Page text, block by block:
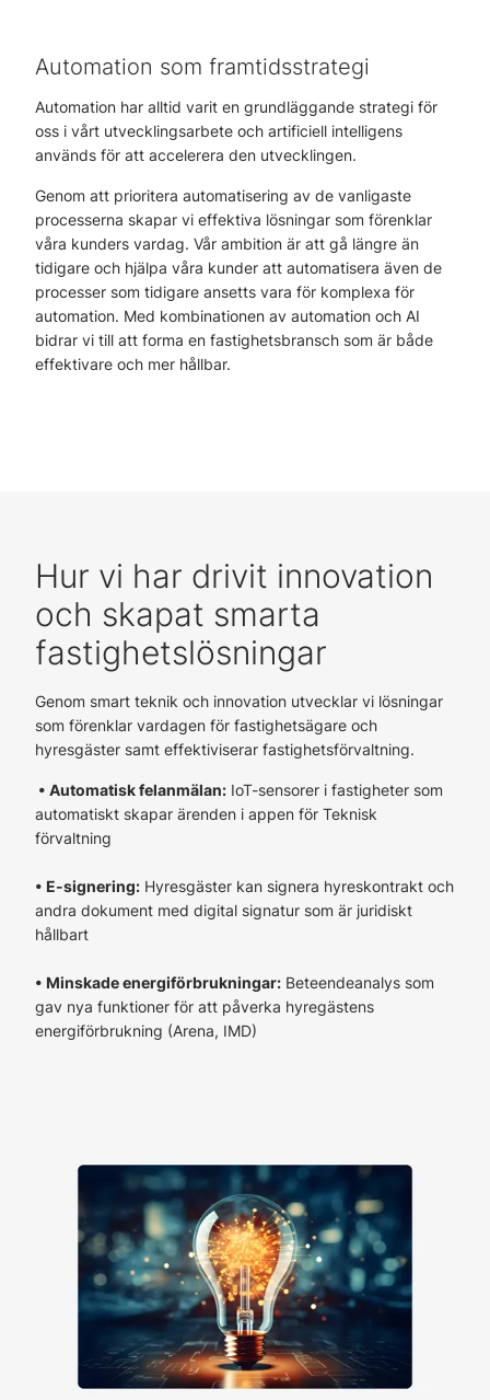
Automation som framtidsstrategi
Automation har alltid varit en grundläggande strategi för
oss i vårt utvecklingsarbete och artificiell intelligens
används för att accelerera den utvecklingen.
Genom att prioritera automatisering av de vanligaste
processerna skapar vi effektiva lösningar som förenklar
våra kunders vardag. Vår ambition är att gå längre än
tidigare och hjälpa våra kunder att automatisera även de
processer som tidigare ansetts vara för komplexa för
automation. Med kombinationen av automation och AI
bidrar vi till att forma en fastighetsbransch som är både
effektivare och mer hållbar.
Hur vi har drivit innovation
och skapat smarta
fastighetslösningar
Genom smart teknik och innovation utvecklar vi lösningar
som förenklar vardagen för fastighetsägare och
hyresgäster samt effektiviserar fastighetsförvaltning.
• Automatisk felanmälan: IoT-sensorer i fastigheter som
automatiskt skapar ärenden i appen för Teknisk
förvaltning
• E-signering: Hyresgäster kan signera hyreskontrakt och
andra dokument med digital signatur som är juridiskt
hållbart
• Minskade energiförbrukningar: Beteendeanalys som
gav nya funktioner för att påverka hyregästens
energiförbrukning (Arena, IMD)